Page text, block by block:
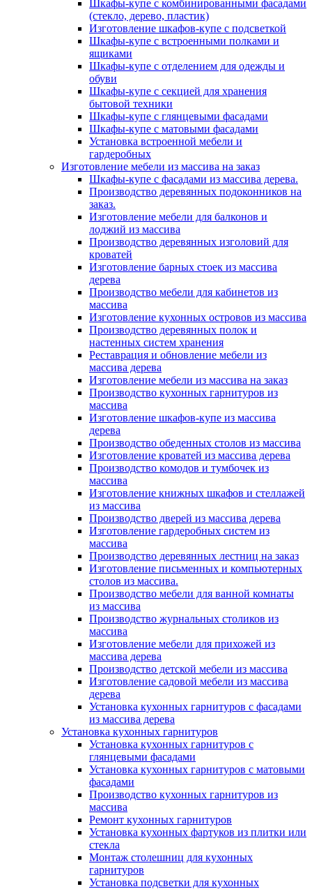
Шкафы-купе с комбинированными фасадами
(стекло, дерево, пластик)
Изготовление шкафов-купе с подсветкой
Шкафы-купе с встроенными полками и
ящиками
Шкафы-купе с отделением для одежды и
обуви
Шкафы-купе с секцией для хранения
бытовой техники
Шкафы-купе с глянцевыми фасадами
Шкафы-купе с матовыми фасадами
Установка встроенной мебели и
гардеробных
Изготовление мебели из массива на заказ
Шкафы-купе с фасадами из массива дерева.
Производство деревянных подоконников на
заказ.
Изготовление мебели для балконов и
лоджий из массива
Производство деревянных изголовий для
кроватей
Изготовление барных стоек из массива
дерева
Производство мебели для кабинетов из
массива
Изготовление кухонных островов из массива
Производство деревянных полок и
настенных систем хранения
Реставрация и обновление мебели из
массива дерева
Изготовление мебели из массива на заказ
Производство кухонных гарнитуров из
массива
Изготовление шкафов-купе из массива
дерева
Производство обеденных столов из массива
Изготовление кроватей из массива дерева
Производство комодов и тумбочек из
массива
Изготовление книжных шкафов и стеллажей
из массива
Производство дверей из массива дерева
Изготовление гардеробных систем из
массива
Производство деревянных лестниц на заказ
Изготовление письменных и компьютерных
столов из массива.
Производство мебели для ванной комнаты
из массива
Производство журнальных столиков из
массива
Изготовление мебели для прихожей из
массива дерева
Производство детской мебели из массива
Изготовление садовой мебели из массива
дерева
Установка кухонных гарнитуров с фасадами
из массива дерева
Установка кухонных гарнитуров
Установка кухонных гарнитуров с
глянцевыми фасадами
Установка кухонных гарнитуров с матовыми
фасадами
Производство кухонных гарнитуров из
массива
Ремонт кухонных гарнитуров
Установка кухонных фартуков из плитки или
стекла
Монтаж столешниц для кухонных
гарнитуров
Установка подсветки для кухонных